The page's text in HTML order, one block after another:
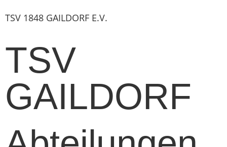
TSV 1848 GAILDORF E.V.
TSV
GAILDORF